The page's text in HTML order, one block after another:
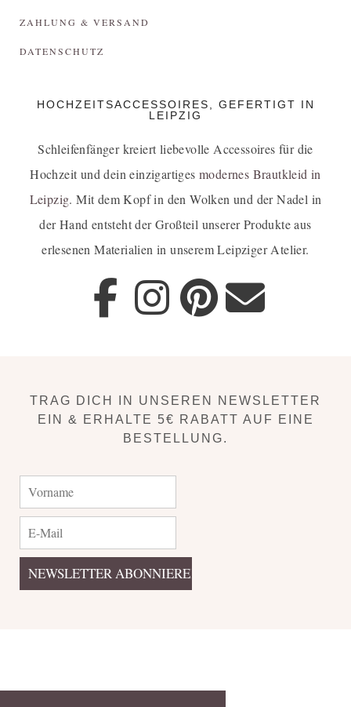
ZAHLUNG & VERSAND
DATENSCHUTZ
HOCHZEITSACCESSOIRES, GEFERTIGT IN
LEIPZIG
Schleifenfänger kreiert liebevolle Accessoires für die
Hochzeit und dein einzigartiges modernes Brautkleid in
Leipzig. Mit dem Kopf in den Wolken und der Nadel in
der Hand entsteht der Großteil unserer Produkte aus
erlesenen Materialien in unserem Leipziger Atelier.
TRAG DICH IN UNSEREN NEWSLETTER
EIN & ERHALTE 5€ RABATT AUF EINE
BESTELLUNG.